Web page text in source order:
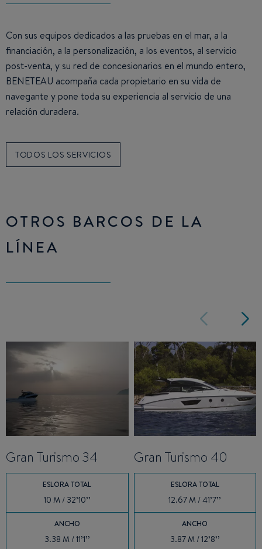
Con sus equipos dedicados a las pruebas en el mar, a la
financiación, a la personalización, a los eventos, al servicio
post-venta, y su red de concesionarios en el mundo entero,
BENETEAU acompaña cada propietario en su vida de
navegante y pone toda su experiencia al servicio de una
relación duradera.
TODOS LOS SERVICIOS
OTROS BARCOS DE LA
LÍNEA
Gran Turismo 34
ESLORA TOTAL
10 M / 32’10’’
ANCHO
3.38 M / 11’1’’
Gran Turismo 40
ESLORA TOTAL
12.67 M / 41’7’’
ANCHO
3.87 M / 12’8’’